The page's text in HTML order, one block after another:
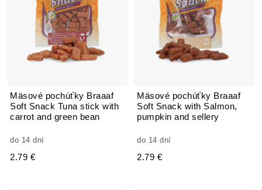
Mäsové pochúťky Braaaf
Soft Snack Tuna stick with
carrot and green bean
do 14 dní
2.79 €
Mäsové pochúťky Braaaf
Soft Snack with Salmon,
pumpkin and sellery
do 14 dní
2.79 €